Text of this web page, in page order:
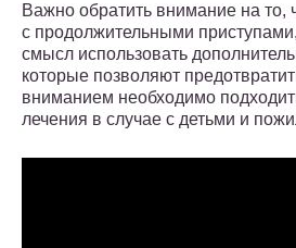
Важно обратить внимание на то,
с продолжительными
смысл использовать
которые позволяют
вниманием необходимо
лечения в случае с детьми и